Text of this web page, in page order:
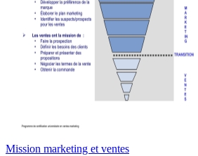
Mission marketing et ventes